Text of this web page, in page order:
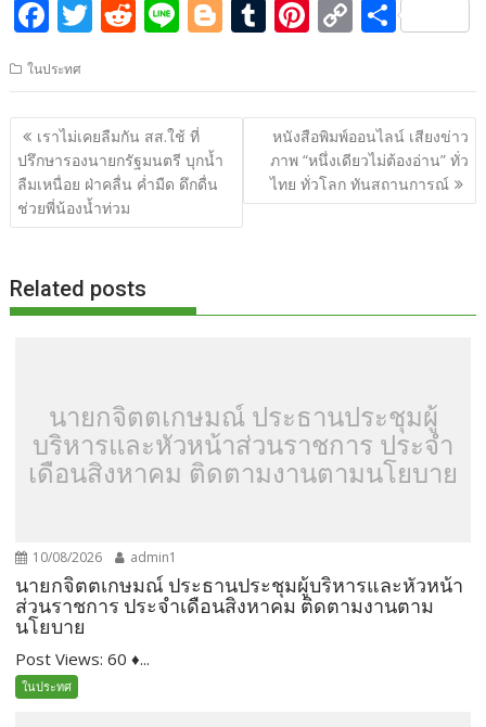
F
e
b
o
o
k
T
itt
er
R
d
di
t
Li
e
Bl
g
g
T
m
bl
r
Pi
er
e
st
C
p
y
Li
n
S
ar
e
ในประทศ
แนะแนว
เรื่อง
เราไม่เคยลืมกัน สส.ใช้ ที่
ปรึกษารองนายกรัฐมนตรี บุกน้ำ
ลืมเหนื่อย ฝ่าคลื่น ค่ำมืด ดึกดื่น
ช่วยพี่น้องน้ำท่วม
หนังสือพิมพ์ออนไลน์ เสียงข่าว
ภาพ “หนึ่งเดียวไม่ต้องอ่าน” ทั่ว
ไทย ทั่วโลก ทันสถานการณ์
Related posts
นายกจิตตเกษมณ์ ประธานประชุมผู้
บริหารและหัวหน้าส่วนราชการ ประจำ
เดือนสิงหาคม ติดตามงานตามนโยบาย
10/08/2026 admin1
นายกจิตตเกษมณ์ ประธานประชุมผู้บริหารและหัวหน้า
ส่วนราชการ ประจำเดือนสิงหาคม ติดตามงานตาม
นโยบาย
Post Views: 60 ♦...
ในประทศ